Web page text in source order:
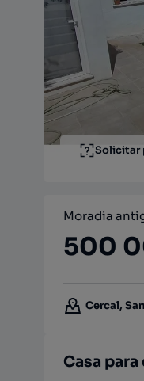
Solicitar
Moradia
500
Cercal,
Casa